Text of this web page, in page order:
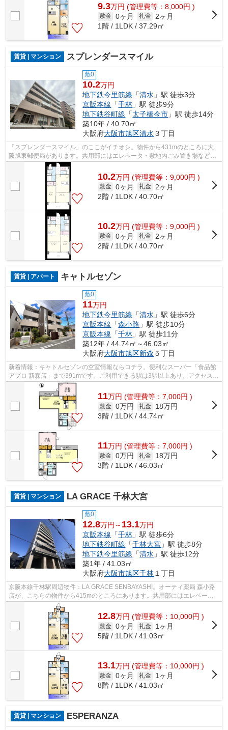
9.3万円 (管理費等：8,000円 )
敷金 0ヶ月 礼金
2ヶ月
1階 / 1LDK / 37.29㎡
賃貸 | マンション スプレンダースマイル
敷0
10.2万円
地下鉄今里筋線 「清水 」駅 徒歩3分
京阪本線 「千林 」駅 徒歩9分
地下鉄谷町線 「太子橋今市 」駅 徒歩14分
築10年 / 40.70㎡
大阪府大阪市旭区清水 ３丁目
「スプレンダースマイル」のここがイチオシ。物件から431mのところに大
阪旭東郵便局があります。共用部にはエレベータ・敷地内ごみ置き場などが
備わっておりとても充実しています。駐...
10.2万円 (管理費等：9,000円 )
敷金 0ヶ月 礼金
2ヶ月
2階 / 1LDK / 40.70㎡
10.2万円 (管理費等：9,000円 )
敷金 0ヶ月 礼金
2ヶ月
2階 / 1LDK / 40.70㎡
賃貸 | アパート キャトルセゾン
敷0
11万円
地下鉄今里筋線 「清水 」駅 徒歩6分
京阪本線 「森小路 」駅 徒歩10分
京阪本線 「千林 」駅 徒歩11分
築12年 / 44.74㎡～46.03㎡
大阪府大阪市旭区新森 ５丁目
新着情報：キャトルセゾンの空室情報ならコチラ。便利なスーパー「食品館
アプロ 新森店」まで391mです。ご利用できる駅は3駅以上あり、アクセスの
良い立地です。駐車場まで400mの物件...
11万円 (管理費等：7,000円 )
敷金 0万円 礼金
18万円
3階 / 1LDK / 44.74㎡
11万円 (管理費等：7,000円 )
敷金 0万円 礼金
18万円
3階 / 1LDK / 46.03㎡
賃貸 | マンション LA GRACE 千林大宮
敷0
12.8万円～ 13.1万円
京阪本線 「千林 」駅 徒歩6分
地下鉄谷町線 「千林大宮 」駅 徒歩8分
地下鉄今里筋線 「清水 」駅 徒歩12分
築1年 / 41.03㎡
大阪府大阪市旭区千林 １丁目
京阪本線千林駅周辺物件：LA GRACE SENBAYASHI。オーティ薬局 森小路
店が、こちらの物件から415mのところにあります。共用部にはエレベー
タ・敷地内ごみ置き場などが揃っており、とて...
12.8万円 (管理費等：10,000円 )
敷金 0ヶ月 礼金
1ヶ月
5階 / 1LDK / 41.03㎡
13.1万円 (管理費等：10,000円 )
敷金 0ヶ月 礼金
1ヶ月
8階 / 1LDK / 41.03㎡
賃貸 | マンション ESPERANZA